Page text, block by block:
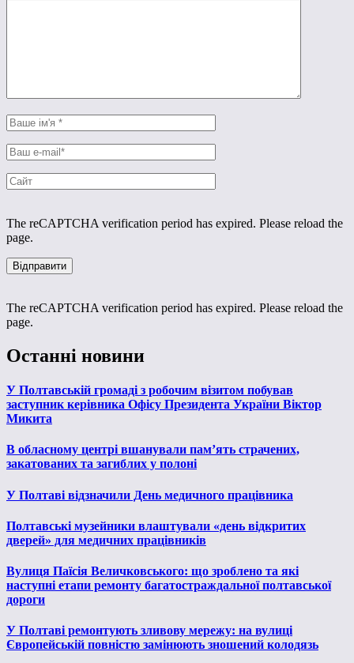
The reCAPTCHA verification period has expired. Please reload the
page.
The reCAPTCHA verification period has expired. Please reload the
page.
Останні новини
У Полтавській громаді з робочим візитом побував
заступник керівника Офісу Президента України Віктор
Микита
В обласному центрі вшанували пам’ять страчених,
закатованих та загиблих у полоні
У Полтаві відзначили День медичного працівника
Полтавські музейники влаштували «день відкритих
дверей» для медичних працівників
Вулиця Паїсія Величковського: що зроблено та які
наступні етапи ремонту багатостраждальної полтавської
дороги
У Полтаві ремонтують зливову мережу: на вулиці
Європейській повністю замінюють зношений колодязь